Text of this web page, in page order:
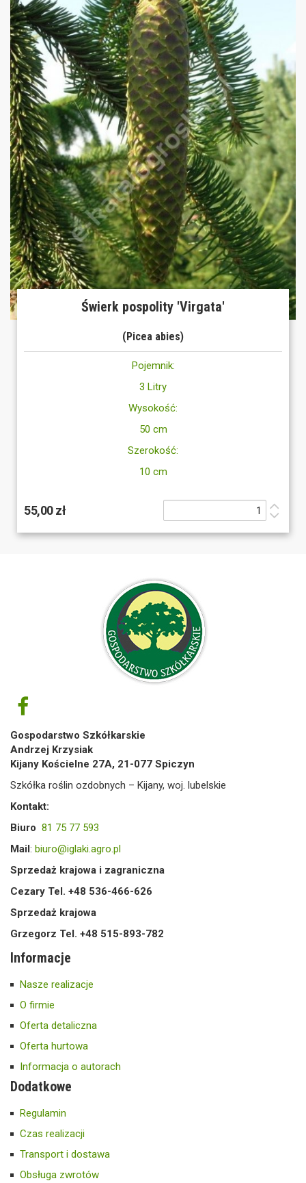
Świerk pospolity 'Virgata'
(Picea abies)
Pojemnik:
3 Litry
Wysokość:
50 cm
Szerokość:
10 cm
55,00 zł
Gospodarstwo Szkółkarskie
Andrzej Krzysiak
Kijany Kościelne 27A, 21-077 Spiczyn
Szkółka roślin ozdobnych – Kijany, woj. lubelskie
Kontakt:
Biuro 81 75 77 593
Mail: biuro@iglaki.agro.pl
Sprzedaż krajowa i zagraniczna
Cezary Tel. +48 536-466-626
Sprzedaż krajowa
Grzegorz Tel. +48 515-893-782
Informacje
Nasze realizacje
O firmie
Oferta detaliczna
Oferta hurtowa
Informacja o autorach
Dodatkowe
Regulamin
Czas realizacji
Transport i dostawa
Obsługa zwrotów